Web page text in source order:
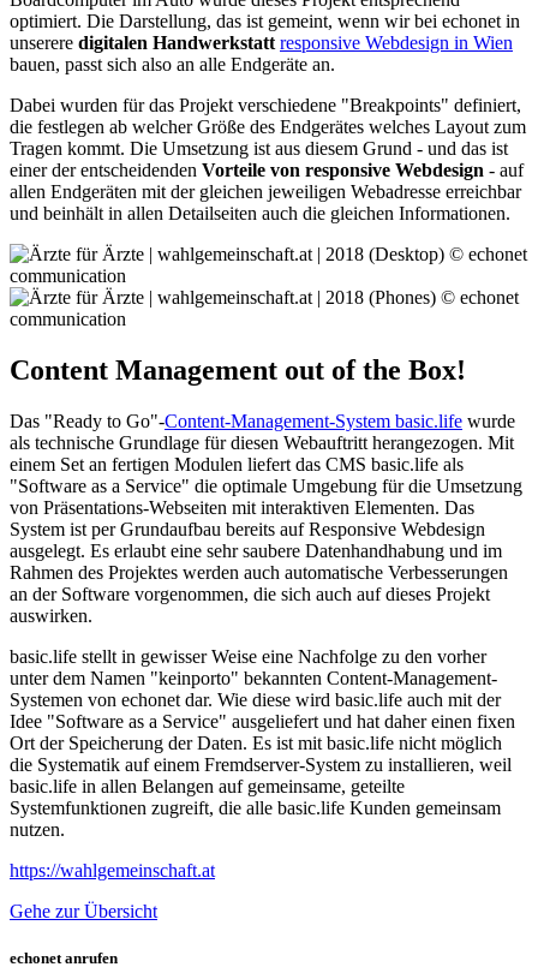
optimiert. Die Darstellung, das ist gemeint, wenn wir bei echonet in
unserere digitalen Handwerkstatt responsive Webdesign in Wien
bauen, passt sich also an alle Endgeräte an.
Dabei wurden für das Projekt verschiedene "Breakpoints" definiert,
die festlegen ab welcher Größe des Endgerätes welches Layout zum
Tragen kommt. Die Umsetzung ist aus diesem Grund - und das ist
einer der entscheidenden Vorteile von responsive Webdesign - auf
allen Endgeräten mit der gleichen jeweiligen Webadresse erreichbar
und beinhält in allen Detailseiten auch die gleichen Informationen.
Content Management out of the Box!
Das "Ready to Go"-Content-Management-System basic.life wurde
als technische Grundlage für diesen Webauftritt herangezogen. Mit
einem Set an fertigen Modulen liefert das CMS basic.life als
"Software as a Service" die optimale Umgebung für die Umsetzung
von Präsentations-Webseiten mit interaktiven Elementen. Das
System ist per Grundaufbau bereits auf Responsive Webdesign
ausgelegt. Es erlaubt eine sehr saubere Datenhandhabung und im
Rahmen des Projektes werden auch automatische Verbesserungen
an der Software vorgenommen, die sich auch auf dieses Projekt
auswirken.
basic.life stellt in gewisser Weise eine Nachfolge zu den vorher
unter dem Namen "keinporto" bekannten Content-Management-
Systemen von echonet dar. Wie diese wird basic.life auch mit der
Idee "Software as a Service" ausgeliefert und hat daher einen fixen
Ort der Speicherung der Daten. Es ist mit basic.life nicht möglich
die Systematik auf einem Fremdserver-System zu installieren, weil
basic.life in allen Belangen auf gemeinsame, geteilte
Systemfunktionen zugreift, die alle basic.life Kunden gemeinsam
nutzen.
https://wahlgemeinschaft.at
Gehe zur Übersicht
echonet anrufen